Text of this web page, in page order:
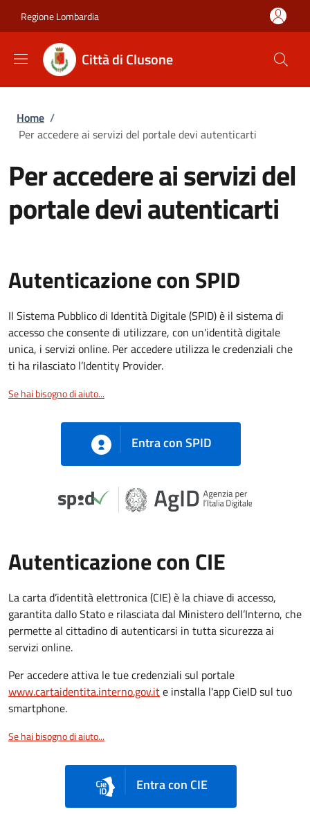
Regione Lombardia
Città di Clusone
Briciole di pane
Home /
Per accedere ai servizi del portale devi autenticarti
Per accedere ai servizi del
portale devi autenticarti
Autenticazione con SPID
Il Sistema Pubblico di Identità Digitale (SPID) è il sistema di
accesso che consente di utilizzare, con un'identità digitale
unica, i servizi online. Per accedere utilizza le credenziali che
ti ha rilasciato l’Identity Provider.
Se hai bisogno di aiuto...
Entra con SPID
Autenticazione con CIE
La carta d’identità elettronica (CIE) è la chiave di accesso,
garantita dallo Stato e rilasciata dal Ministero dell’Interno, che
permette al cittadino di autenticarsi in tutta sicurezza ai
servizi online.
Per accedere attiva le tue credenziali sul portale
www.cartaidentita.interno.gov.ite installa l'app CieID sul tuo
smartphone.
Se hai bisogno di aiuto...
Entra con CIE